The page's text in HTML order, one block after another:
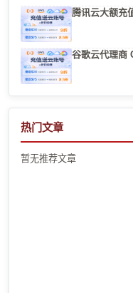
腾讯云大额充
谷歌云代理商
热门文章
暂无推荐文章